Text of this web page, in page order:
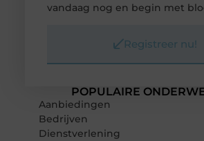
POPULAIRE
Aanbiedingen
Bedrijven
Dienstverlening
vandaag nog en begin met
Registreer nu!